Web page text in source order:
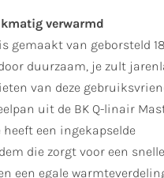
verwarmd
gemaakt van geborsteld
duurzaam, je zult
van deze
uit de BK Q-linair
een ingekapselde
die zorgt voor een snelle
een egale